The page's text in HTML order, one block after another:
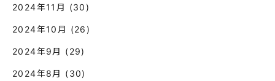
2024年11月 (30)
2024年10月 (26)
2024年9月 (29)
2024年8月 (30)